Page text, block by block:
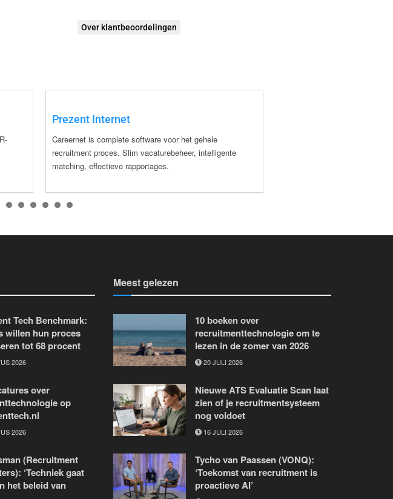
Over klantbeoordelingen
Prezent Internet
Careernet is complete software voor het gehele
recruitment proces. Slim vacaturebeheer, intelligente
matching, effectieve rapportages.
13 14 15 16 17 18
Tech Benchmark:
willen hun proces
tot 68 procent
2026
over
op
2026
(Recruitment
‘Techniek gaat
het beleid van
Meest gelezen
10 boeken over
recruitmenttechnologie om te
lezen in de zomer van 2026
20 JULI 2026
Nieuwe ATS Evaluatie Scan laat
zien of je recruitmentsysteem
nog voldoet
16 JULI 2026
Tycho van Paassen (VONQ):
‘Toekomst van recruitment is
proactieve AI’